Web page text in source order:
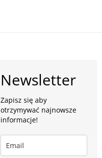
Newsletter
Zapisz się aby
otrzymywać najnowsze
informacje!